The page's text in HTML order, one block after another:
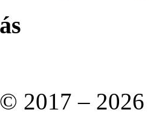
2017 – 2026